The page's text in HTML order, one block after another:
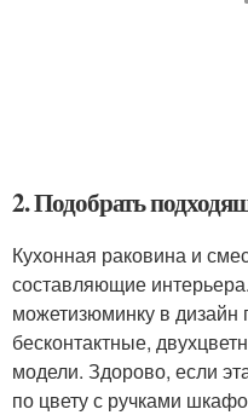
2. Подобрать
Кухонная раковина и
составляющие
можетизюминку в
бесконтактные,
модели. Здорово, если
по цвету с ручками